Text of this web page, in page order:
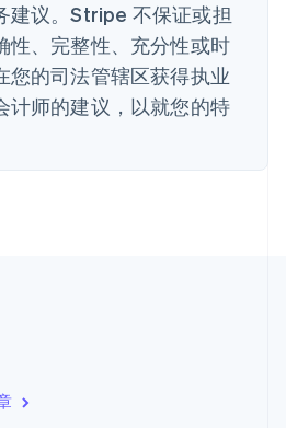
建议。Stripe 不保证或担
性、完整性、充分性或时
您的司法管辖区获得执业
计师的建议，以就您的特